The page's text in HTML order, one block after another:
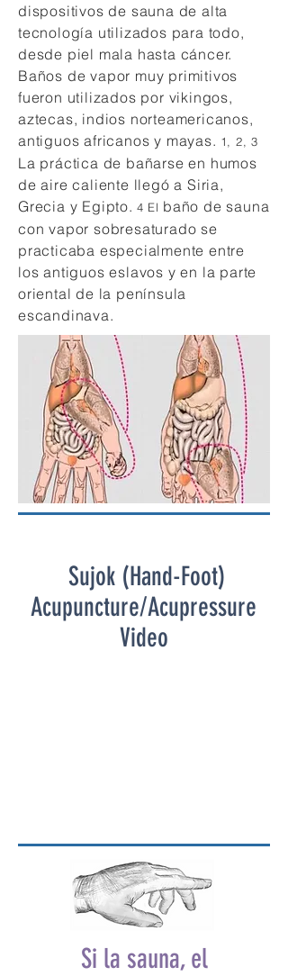
dispositivos de sauna de alta
tecnología utilizados para todo,
desde piel mala hasta cáncer.
Baños de vapor muy primitivos
fueron utilizados por vikingos,
aztecas, indios norteamericanos,
antiguos africanos y mayas. 1, 2, 3
La práctica de bañarse en humos
de aire caliente llegó a Siria,
Grecia y Egipto. 4 El baño de sauna
con vapor sobresaturado se
practicaba especialmente entre
los antiguos eslavos y en la parte
oriental de la península
escandinava.
Sujok (Hand-Foot)
Acupuncture/Acupressure
Video
Si la sauna, el